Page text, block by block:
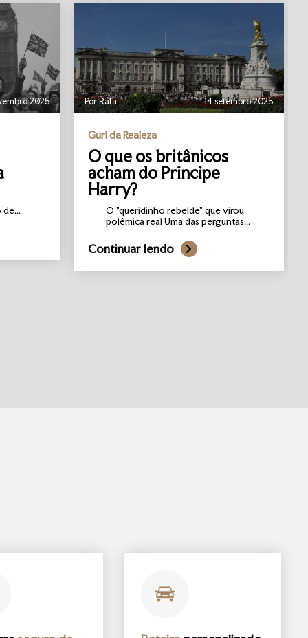
2025 Por Rafa 14 setembro 2025
Guri da Realeza
O que os britânicos
acham do Principe
Harry?
O "queridinho rebelde" que virou
polêmica real Uma das perguntas...
Continuar lendo